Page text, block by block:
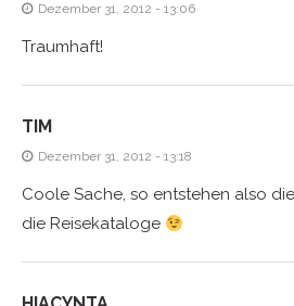
Dezember 31, 2012 - 13:06
Traumhaft!
TIM
Dezember 31, 2012 - 13:18
Coole Sache, so entstehen also
die Reisekataloge